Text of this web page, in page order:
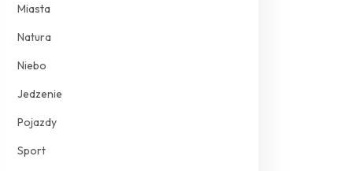
Miasta
Natura
Niebo
Jedzenie
Pojazdy
Sport